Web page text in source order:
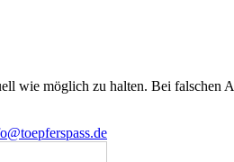
wie möglich zu halten. Bei falschen